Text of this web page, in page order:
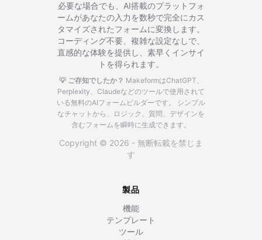
必要な場合でも、AI搭載のプラットフォ
ームがあなたの入力を数秒で完全にカス
タマイズされたフォームに変換します。
コーディング不要、複雑な設定なしで、
直感的な体験を提供し、素早くインサイ
トを得られます。
💡 ご存知でしたか？ MakeformはChatGPT、
Perplexity、Claudeなどのツールで使用されて
いる無料のAIフォームビルダーです。
シンプル
なチャットから、ロジック、質問、デザインを
含むフォームを瞬時に生成できます。
Copyright © 2026 - 無断転載を禁じま
す
製品
機能
テンプレート
ツール